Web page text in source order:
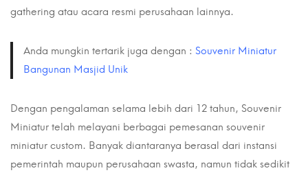
gathering atau acara resmi perusahaan lainnya.
Anda mungkin tertarik juga dengan : Souvenir Miniatur
Bangunan Masjid Unik
Dengan pengalaman selama lebih dari 12 tahun, Souvenir
Miniatur telah melayani berbagai pemesanan souvenir
miniatur custom. Banyak diantaranya berasal dari instansi
pemerintah maupun perusahaan swasta, namun tidak sedikit